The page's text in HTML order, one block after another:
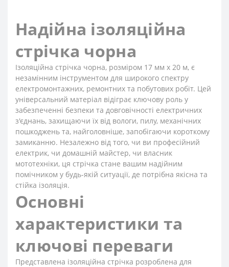
Надійна ізоляційна
стрічка чорна
Ізоляційна стрічка чорна, розміром 17 мм x 20 м, є
незамінним інструментом для широкого спектру
електромонтажних, ремонтних та побутових робіт. Цей
універсальний матеріал відіграє ключову роль у
забезпеченні безпеки та довговічності електричних
з'єднань, захищаючи їх від вологи, пилу, механічних
пошкоджень та, найголовніше, запобігаючи короткому
замиканню. Незалежно від того, чи ви професійний
електрик, чи домашній майстер, чи власник
мототехніки, ця стрічка стане вашим надійним
помічником у будь-якій ситуації, де потрібна якісна та
стійка ізоляція.
Основні
характеристики та
ключові переваги
Представлена ізоляційна стрічка розроблена для